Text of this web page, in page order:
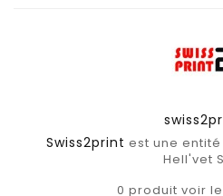
Swiss2print est une
Hell'vet
0 produit voir